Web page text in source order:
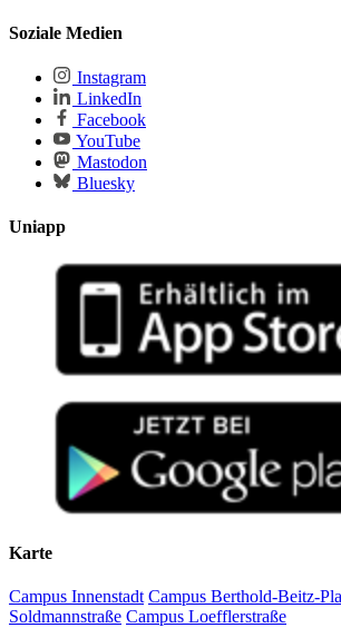
Soziale Medien
Instagram
LinkedIn
Facebook
YouTube
Mastodon
Bluesky
Uniapp
Karte
Campus Innenstadt Campus Berthold-Beitz-
Soldmannstraße Campus Loefflerstraße